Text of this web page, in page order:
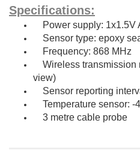
Specifications:
Power supply: 1x1.5V
Sensor type: epoxy
Frequency: 868 MHz
Wireless transmission
view)
Sensor reporting
Temperature sensor: -
3 metre cable probe